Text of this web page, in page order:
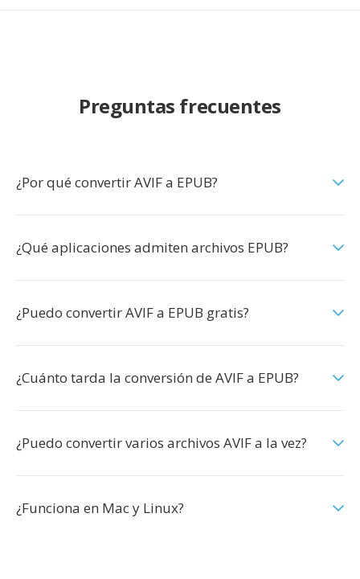
Preguntas frecuentes
¿Por qué convertir AVIF a EPUB?
¿Qué aplicaciones admiten archivos EPUB?
¿Puedo convertir AVIF a EPUB gratis?
¿Cuánto tarda la conversión de AVIF a EPUB?
¿Puedo convertir varios archivos AVIF a la vez?
¿Funciona en Mac y Linux?